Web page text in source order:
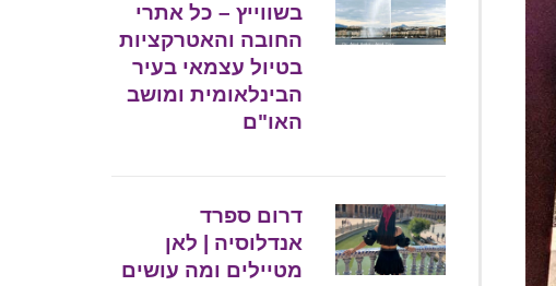
בשווייץ – כל אתרי
החובה והאטרקציות
בטיול עצמאי בעיר
הבינלאומית ומושב
האו"ם
דרום ספרד
אנדלוסיה | לאן
מטיילים ומה עושים